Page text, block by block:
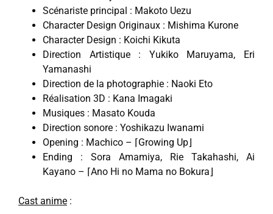
Scénariste principal : Makoto Uezu
Character Design Originaux : Mishima Kurone
Character Design : Koichi Kikuta
Direction Artistique : Yukiko Maruyama, Eri
Yamanashi
Direction de la photographie : Naoki Eto
Réalisation 3D : Kana Imagaki
Musiques : Masato Kouda
Direction sonore : Yoshikazu Iwanami
Opening : Machico – ⌈Growing Up⌋
Ending : Sora Amamiya, Rie Takahashi, Ai
Kayano – ⌈Ano Hi no Mama no Bokura⌋
Cast anime :